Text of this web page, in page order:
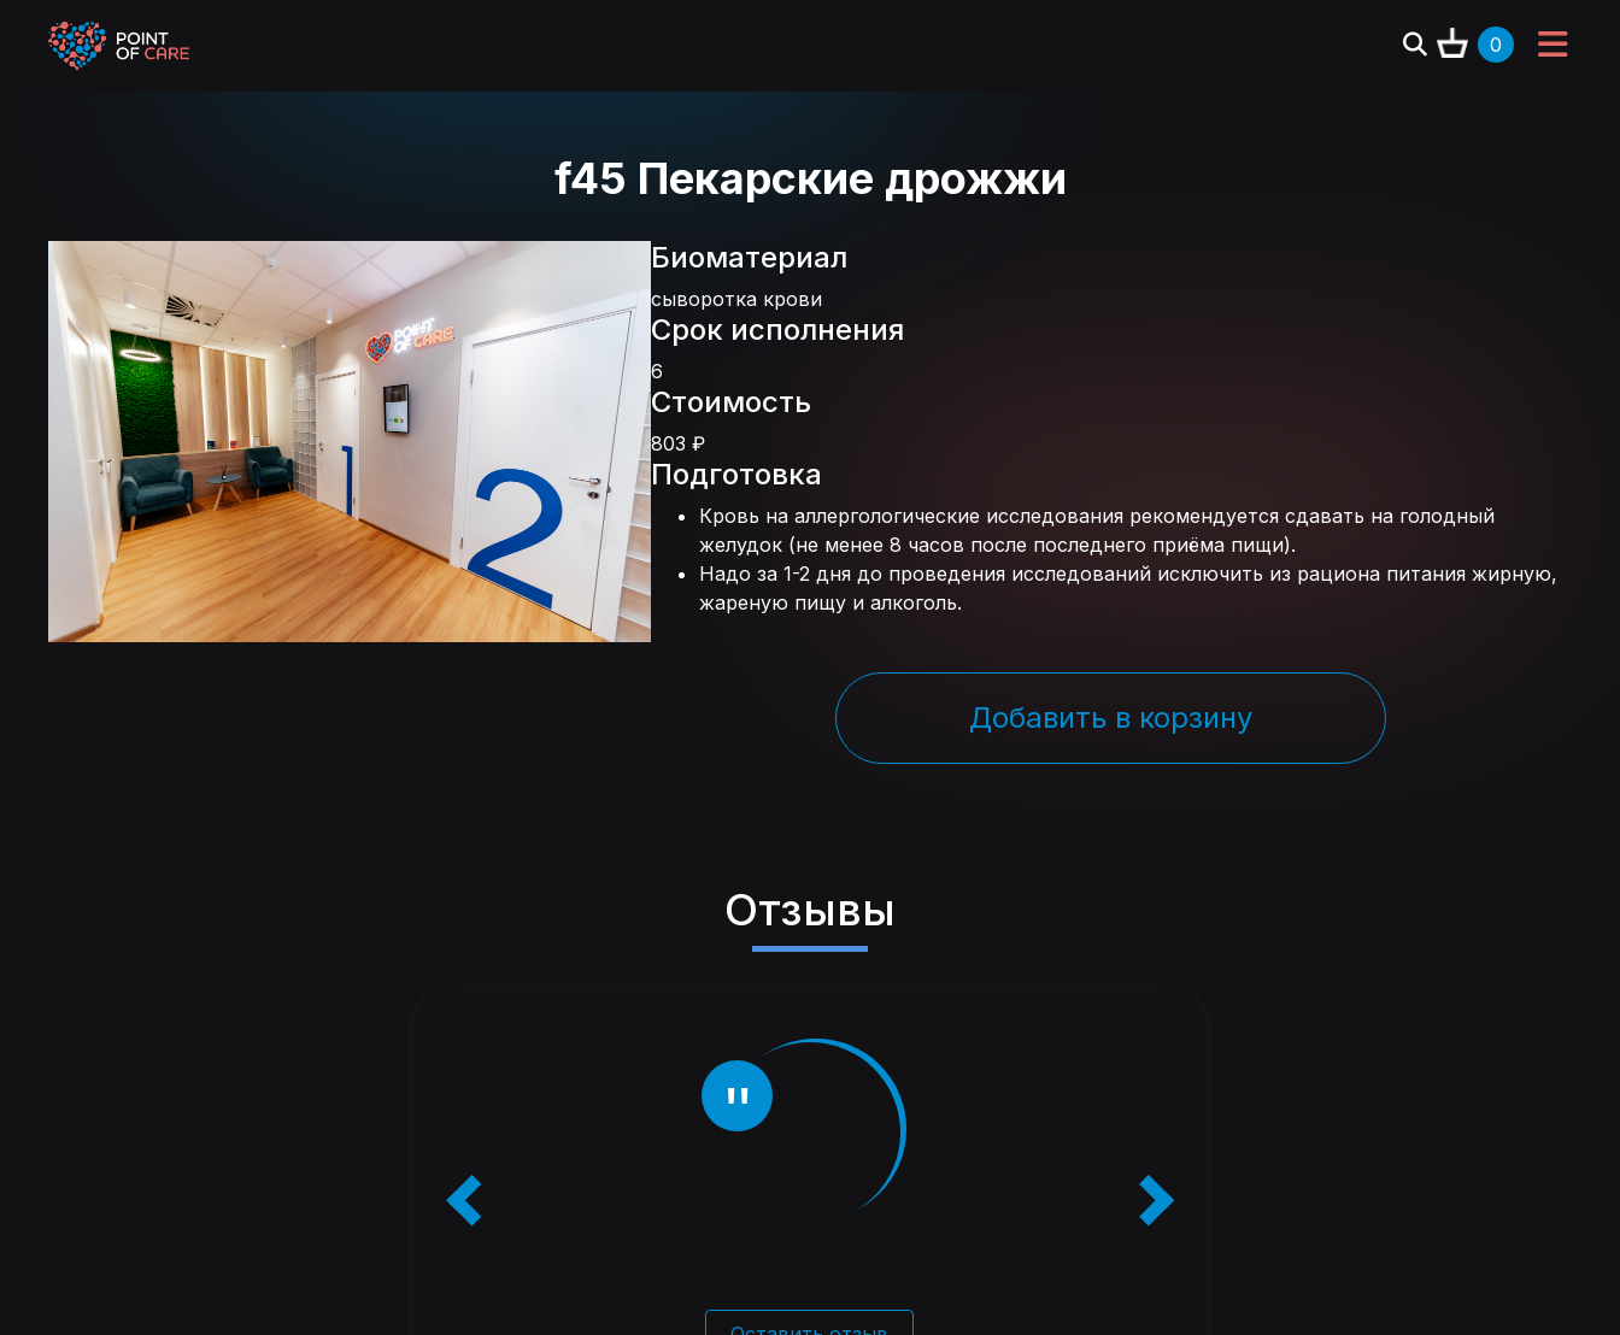
0
f45 Пекарские дрожжи
Биоматериал
сыворотка крови
Срок исполнения
6
Стоимость
803 ₽
Подготовка
Кровь на аллергологические исследования рекомендуется сдавать на голодный
желудок (не менее 8 часов после последнего приёма пищи).
Надо за 1-2 дня до проведения исследований исключить из рациона питания жирную,
жареную пищу и алкоголь.
Добавить в корзину
Отзывы